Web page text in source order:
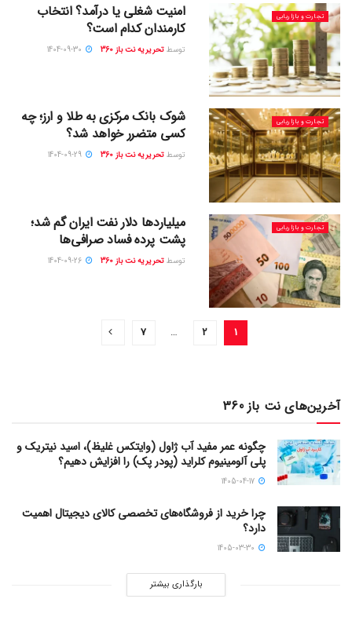
تجارت و بازاریابی
امنیت شغلی یا درآمد؟ انتخاب
کارمندان کدام است؟
توسط تحریریه نت باز 360
تجارت و بازاریابی
شوک بانک مرکزی به طلا و ارز؛ چه
کسی متضرر خواهد شد؟
توسط تحریریه نت باز 360 1404-09-29
تجارت و بازاریابی
میلیاردها دلار نفت ایران گم شد؛
پشت پرده فساد صرافی‌ها
توسط تحریریه نت باز 360 1404-09-26
1
2
…
7
آخرین‌های نت باز 360
چگونه عمر مفید آب ژاول (وایتکس غلیظ)، اسید نیتریک و
پلی آلومینیوم کلراید (پودر پک) را افزایش دهیم؟
چرا خرید از فروشگاه‌های تخصصی کالای دیجیتال اهمیت
دارد؟
بارگذاری بیشتر